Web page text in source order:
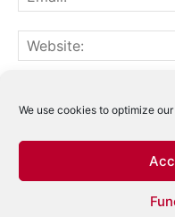
We use cookies to optimize
Notifică-mă prin email
Acest site